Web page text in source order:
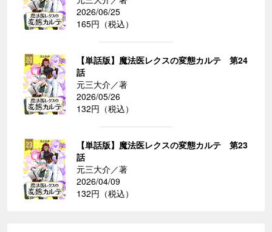
2026/06/25
165円（税込）
【単話版】魔法医レクスの変態カルテ 第24
話
元三大介／著
2026/05/26
132円（税込）
【単話版】魔法医レクスの変態カルテ 第23
話
元三大介／著
2026/04/09
132円（税込）